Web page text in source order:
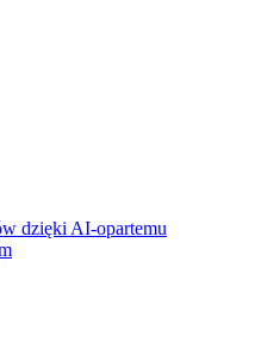
dzięki AI‑opartemu